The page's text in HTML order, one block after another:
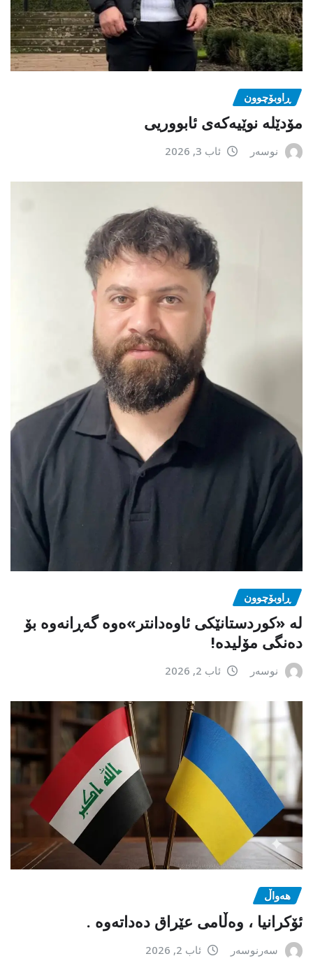
ڕاوبۆچوون
مۆدێلە نوێیەکەى ئابووریی
نوسەر ئاب 3, 2026
ڕاوبۆچوون
لە «کوردستانێکی ئاوەدانتر»ەوە گەڕانەوە بۆ
دەنگی مۆلیدە!
نوسەر ئاب 2, 2026
هەواڵ
ئۆکرانیا ، وەڵامی عێراق دەداتەوە .
سەرنوسەر ئاب 2, 2026